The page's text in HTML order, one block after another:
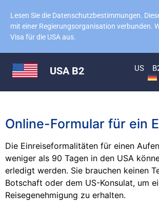
Lesen Sie die Datenschutzbestimmungen.
mit einer Regierungsorganisation verbunden.
Visa für die USA aus.
USA B2 US
Online-Formular für ein
Die Einreiseformalitäten für einen
weniger als 90 Tagen in den USA
erledigt werden. Sie brauchen keinen
Botschaft oder dem US-Konsulat, um
Reisegenehmigung zu erhalten.